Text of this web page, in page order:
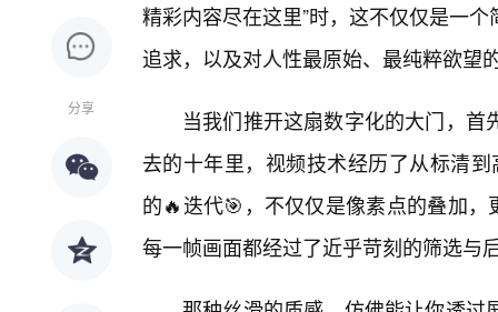
分享
精彩内容尽在这里”时，这不仅仅是一
追求，以及对人性最原始、最纯粹欲望
当我们推开这扇数字化的大门，
去的十年里，视频技术经历了从标清
的🔥迭代🎯，不仅仅是像素点的叠加
每一帧画面都经过了近乎苛刻的筛选与